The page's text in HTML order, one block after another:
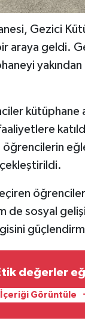
Gezici
araya geldi.
yakından
kütüphane
de sosyal
değerler
İçeriği Görüntüle